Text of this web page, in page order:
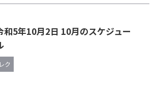
和5年10月2日 10月のスケジュー
レク